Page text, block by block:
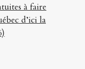
à faire
d’ici la